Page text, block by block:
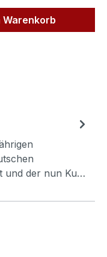
Warenkorb
und der nun Ku…